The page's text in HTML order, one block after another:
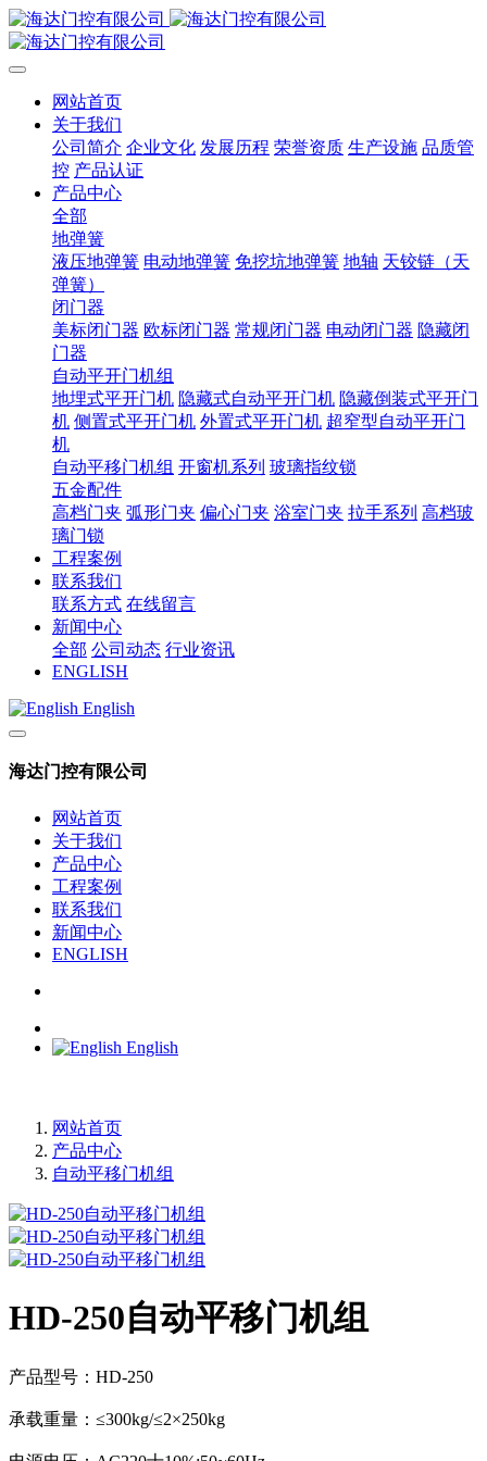
网站首页
关于我们
公司简介 企业文化 发展历程 荣誉资质 生产设施 品质管
控 产品认证
产品中心
全部
地弹簧
液压地弹簧 电动地弹簧 免挖坑地弹簧 地轴 天铰链（天
弹簧）
闭门器
美标闭门器 欧标闭门器 常规闭门器 电动闭门器 隐藏闭
门器
自动平开门机组
地埋式平开门机 隐藏式自动平开门机 隐藏倒装式平开门
机 侧置式平开门机 外置式平开门机 超窄型自动平开门
机
自动平移门机组 开窗机系列 玻璃指纹锁
五金配件
高档门夹 弧形门夹 偏心门夹 浴室门夹 拉手系列 高档玻
璃门锁
工程案例
联系我们
联系方式 在线留言
新闻中心
全部 公司动态 行业资讯
ENGLISH
English
海达门控有限公司
网站首页
关于我们
产品中心
工程案例
联系我们
新闻中心
ENGLISH
English
网站首页
产品中心
自动平移门机组
HD-250自动平移门机组
产品型号：HD-250
承载重量：≤300kg/≤2×250kg